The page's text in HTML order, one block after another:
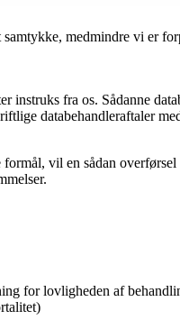
medmindre vi er
instruks fra os. Sådanne
databehandleraftaler
vil en sådan overførsel
for lovligheden af